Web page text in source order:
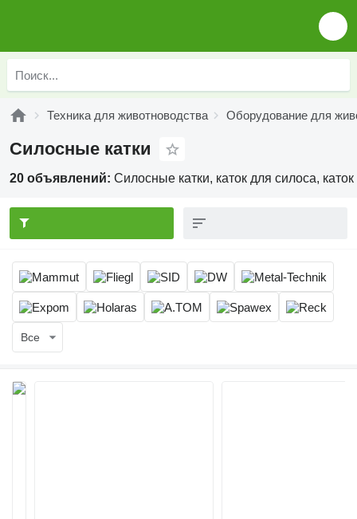
Техника для животноводства Оборудование для
Силосные катки
20 объявлений: Силосные катки, каток для силоса,
Все